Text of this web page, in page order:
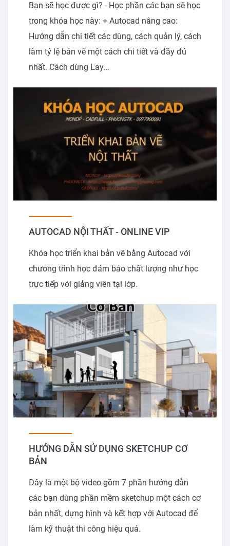
Bạn sẽ học được gì? - Học phần các bạn sẽ học
trong khóa học này: + Autocad nâng cao:
Hướng dẫn chi tiết các dùng, cách quản lý, cách
làm tỷ lệ bản vẽ một cách chi tiết và đầy đủ
nhất. Cách dùng Lay...
AUTOCAD NỘI THẤT - ONLINE VIP
Khóa học triển khai bản vẽ bằng Autocad với
chương trình học đảm bảo chất lượng như học
trực tiếp với giảng viên tại lớp.
HƯỚNG DẪN SỬ DỤNG SKETCHUP CƠ
BẢN
Đây là một bộ video gồm 7 phần hướng dẫn
các bạn dùng phần mềm sketchup một cách cơ
bản nhất, dựng hình và kết hợp với Autocad để
làm kỹ thuật thi công hiệu quả.